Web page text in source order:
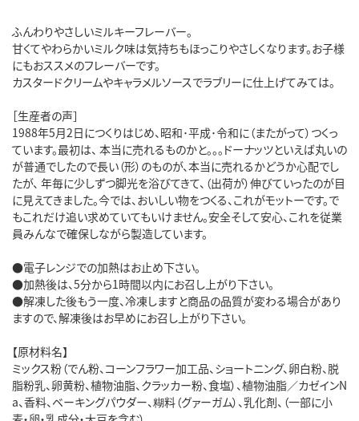
ふんわりやさしいミルキーフレーバー。
甘くてやわらかいミルク味は気持ちもほっこりやさしくなります。お子様
にもおススメのフレーバーです。
カスタードクリームやキャラメルソースでラブリーに仕上げてみては。
［生産者の声］
1988年5月2日につくりはじめ、昭和･平成･令和に（またがって）つくっ
ています。最初は、 本当に売れるものかと。。。ドーナッツといえば丸いの
が普通でしたので長い（形）のものが、本当に売れるかどうか心配でし
たが、 年毎に少しずつ脚光を浴びてきて、（出荷が）伸びていったのが目
に見えてきました。今では、おいしい物をつくる、これがモットーです。で
もこれだけ追い求めていてもいけません。安全そして安心、これを従業
員みんなで確保しながら製造しています。
●電子レンジでの加熱はお止め下さい。
●加熱後は、5分から1時間以内にお召し上がり下さい。
●解凍した後もう一度、冷凍しますと商品の品質が変わる場合があり
ますので、解凍後はお早めにお召し上がり下さい。
【原材料名】
ミックス粉（でん粉、コーンフラワー加工品、ショートニング、卵白粉、脱
脂粉乳、卵黄粉、植物油脂、クラッカー粉、食塩）、植物油脂／カゼインN
a、香料、ベーキングパウダー、糊料（グァーガム）、乳化剤、（一部に小